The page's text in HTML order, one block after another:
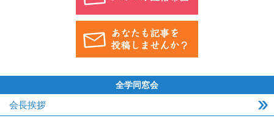
全学同窓会
会長挨拶